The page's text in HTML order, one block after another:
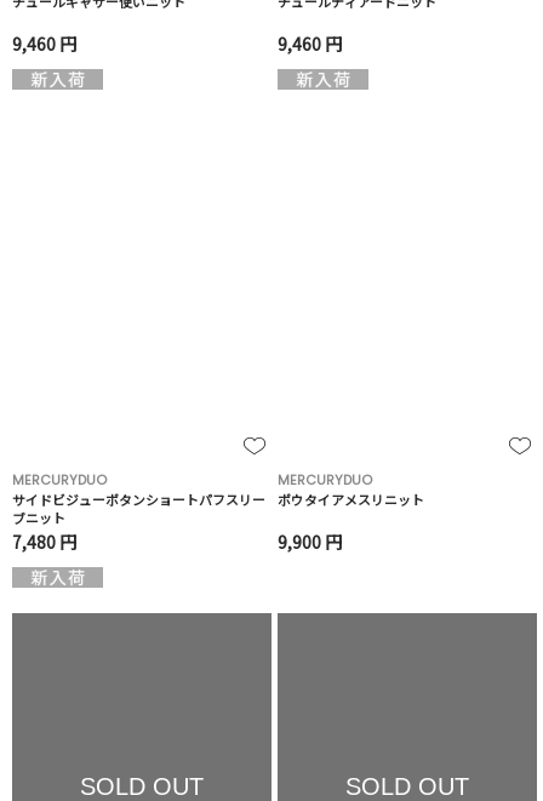
9,460 円 9,460 円
MERCURYDUO
サイドビジューボタンショートパフスリー
ブニット
7,480 円
MERCURYDUO
ボウタイアメスリニット
9,900 円
SOLD OUT SOLD OUT